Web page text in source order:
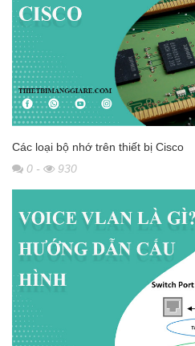
Các loại bộ nhớ trên thiết bị Cisco
0 - 930